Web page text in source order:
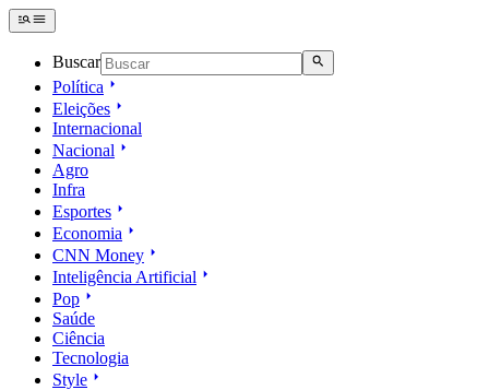
Buscar
Política
Eleições
Internacional
Nacional
Agro
Infra
Esportes
Economia
CNN Money
Inteligência Artificial
Pop
Saúde
Ciência
Tecnologia
Style